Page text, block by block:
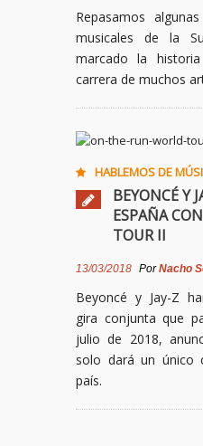
Repasamos
musicales de la
marcado la
carrera de muchos
HABLEMOS DE
BEYONCÉ Y
ESPAÑA
TOUR II
13/03/2018 PorNacho
Beyoncé y Jay-Z
gira conjunta que
julio de 2018,
solo dará un único
país.